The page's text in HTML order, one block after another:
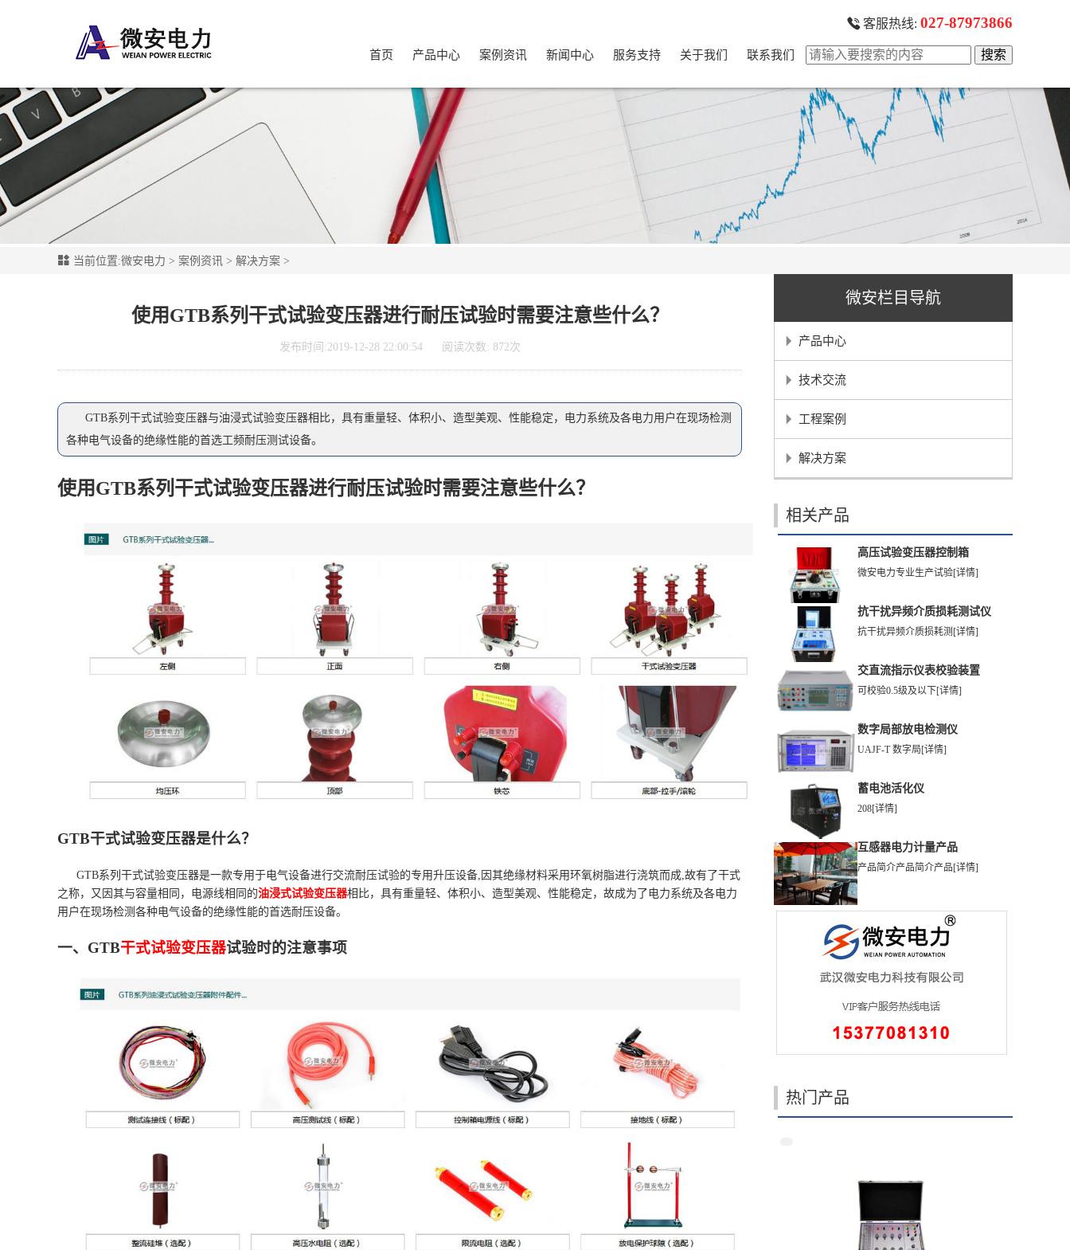
客服热线: 027-87973866
首页 产品中心 案例资讯 新闻中心 服务支持 关于我们 联系我们
当前位置:微安电力 > 案例资讯 > 解决方案 >
使用GTB系列干式试验变压器进行耐压试验时需要注意些什么？
发布时间:2019-12-28 22:00:54 阅读次数: 872次
GTB系列干式试验变压器与油浸式试验变压器相比，具有重量轻、体积小、造型美观、性能稳定，电力系统及各电力用户在现场检测
各种电气设备的绝缘性能的首选工频耐压测试设备。
使用GTB系列干式试验变压器进行耐压试验时需要注意些什么？
GTB干式试验变压器是什么？
GTB系列干式试验变压器是一款专用于电气设备进行交流耐压试验的专用升压设备,因其绝缘材料采用环氧树脂进行浇筑而成,故有了干式
之称，又因其与容量相同，电源线相同的油浸式试验变压器相比，具有重量轻、体积小、造型美观、性能稳定，故成为了电力系统及各电力
用户在现场检测各种电气设备的绝缘性能的首选耐压设备。
一、GTB干式试验变压器试验时的注意事项
微安栏目导航
产品中心
技术交流
工程案例
解决方案
相关产品
高压试验变压器控制箱
微安电力专业生产试验[详情]
抗干扰异频介质损耗测试仪
抗干扰异频介质损耗测 [详情]
交直流指示仪表校验装置
可校验0.5级及以下[详情]
数字局部放电检测仪
UAJF-T 数字局[详情]
蓄电池活化仪
208[详情]
互感器电力计量产品
产品简介产品简介产品[详情]
热门产品